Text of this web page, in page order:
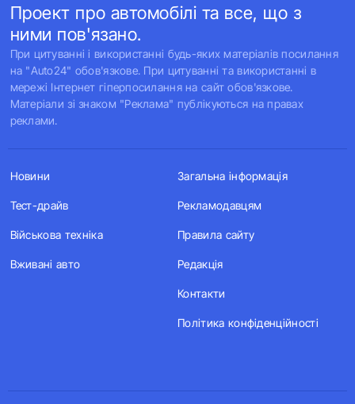
Проект про автомобілі та все, що з
ними пов'язано.
При цитуванні і використанні будь-яких матеріалів посилання
на "Auto24" обов'язкове. При цитуванні та використанні в
мережі Інтернет гіперпосилання на сайт обов'язкове.
Матеріали зі знаком "Реклама" публікуються на правах
реклами.
Новини
Тест-драйв
Військова техніка
Вживані авто
Загальна інформація
Рекламодавцям
Правила сайту
Редакція
Контакти
Політика конфіденційності